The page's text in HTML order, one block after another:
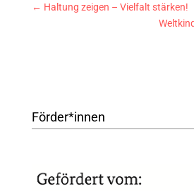
← Haltung zeigen – Vielfalt stärken!
Förder*innen